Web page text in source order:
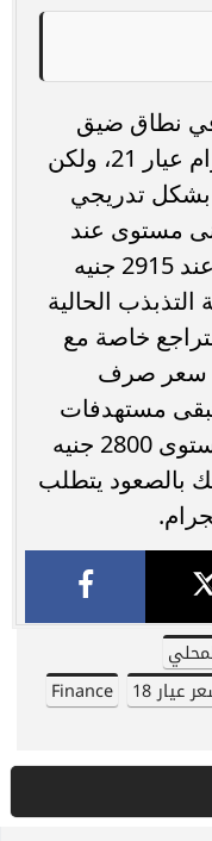
نطاق ضيق
فوق المستوى 2900 جنيه للجرام عيار 21، ولكن
بشكل تدريجي
مستوى عند
2880 جنيه للجرام ولكنه أغلق عند 2915 جنيه
الحالية
خاصة مع
سعر صرف
مستهدفات
الهبوط بالنسبة للسعر عند المستوى 2800 جنيه
بالصعود يتطلب
عيار 18
Finance